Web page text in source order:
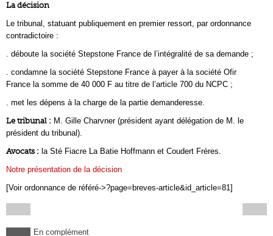
La décision
Le tribunal, statuant publiquement en premier ressort, par ordonnance
contradictoire :
. déboute la société Stepstone France de l’intégralité de sa demande ;
. condamne la société Stepstone France à payer à la société Ofir
France la somme de 40 000 F au titre de l’article 700 du NCPC ;
. met les dépens à la charge de la partie demanderesse.
Le tribunal : M. Gille Charvner (président ayant délégation de M. le
président du tribunal).
Avocats : la Sté Fiacre La Batie Hoffmann et Coudert Frères.
Notre présentation de la décision
[Voir ordonnance de référé->?page=breves-article&id_article=81]
En complément